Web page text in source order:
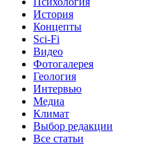
История
Концепты
Sci-Fi
Видео
Фотогалерея
Геология
Интервью
Медиа
Климат
Выбор редакции
Все статьи